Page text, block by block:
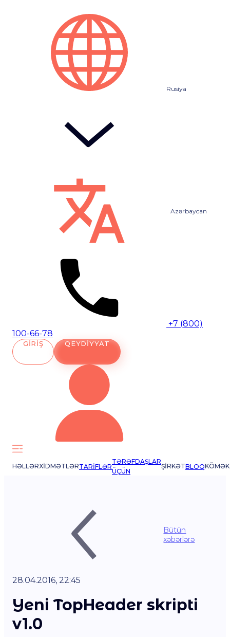
Rusiya
Azərbaycan
+7 (800)
100-66-78
GIRIŞ QEYDIYYAT
HƏLLƏRXIDMƏTLƏRTARIFLƏR
TƏRƏFDAŞLAR
ÜÇÜN
ŞIRKƏTBLOQKÖMƏK
Bütün
xəbərlərə
28.04.2016, 22:45
Yeni TopHeader skripti
v1.0